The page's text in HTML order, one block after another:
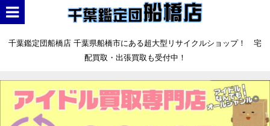
千葉鑑定団船橋店 千葉県船橋市にある超大型リサイクルショップ！ 宅
配買取・出張買取も受付中！